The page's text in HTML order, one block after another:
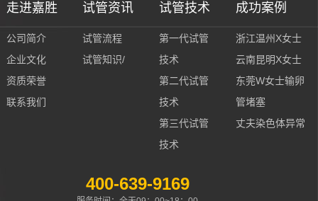
走进嘉胜
公司简介
企业文化
资质荣誉
联系我们
试管资讯
试管流程
试管知识/
试管技术
第一代试管
技术
第二代试管
技术
第三代试管
技术
成功案例
浙江温州X女士
云南昆明X女士
东莞W女士输卵
管堵塞
丈夫染色体异常
400-639-9169